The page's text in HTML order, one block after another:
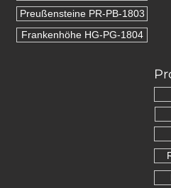
Preußensteine PR-PB-1803
Frankenhöhe HG-PG-1804